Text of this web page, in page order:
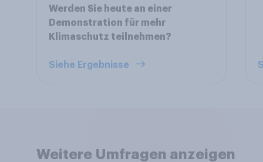
Werden Sie heute an einer
Demonstration für mehr
Klimaschutz teilnehmen?
Siehe Ergebnisse
Weitere Umfragen anzeigen